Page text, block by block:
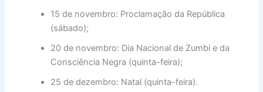
15 de novembro: Proclamação da República
(sábado);
20 de novembro: Dia Nacional de Zumbi e da
Consciência Negra (quinta-feira);
25 de dezembro: Natal (quinta-feira).